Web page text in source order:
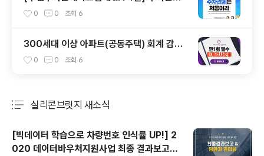
시스템 설치 프로세스
0 0 조회 6
300세대 이상 아파트(공동주택) 회계 감사
준비 필수 가이드
0 0 조회 6
실리콘브릿지 새소식
[빅데이터 학습으로 차량번호 인식률 UP!] 2
020 데이터바우처지원사업 최종 결과보고